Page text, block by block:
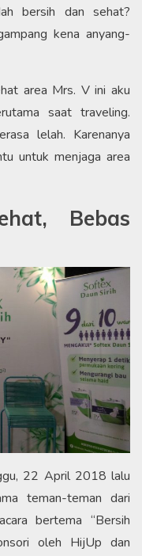
bersih dan sehat?
kena anyang-
area Mrs. V ini aku
saat traveling.
lelah. Karenanya
untuk menjaga area
Bebas
22 April 2018 lalu
teman-teman dari
bertema “Bersih
oleh HijUp dan